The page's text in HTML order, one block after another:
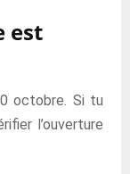
est
octobre. Si tu
l’ouverture